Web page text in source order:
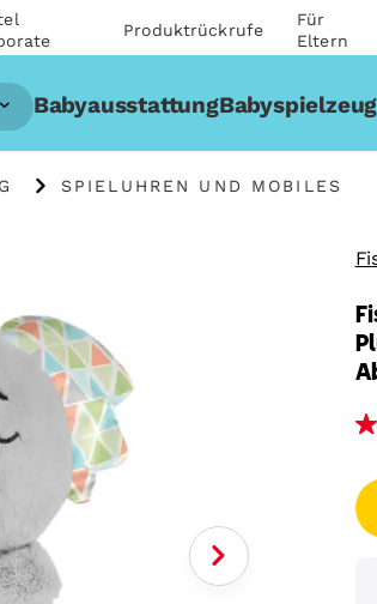
Produktrückrufe
Für
Eltern
BabyausstattungBabyspielzeug
SPIELUHREN UND MOBILES